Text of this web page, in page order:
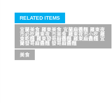
RELATED ITEMS
宜蘭美食 羅東美食 宜蘭麻醬麵 羅東夜
市必吃羅東夜 市美食 羅東夜市小吃 羅
東乾麵 羅東發哥麻醬麵 羅東麻醬麵 宜
蘭發哥麻醬麵 發哥麻醬麵
美食